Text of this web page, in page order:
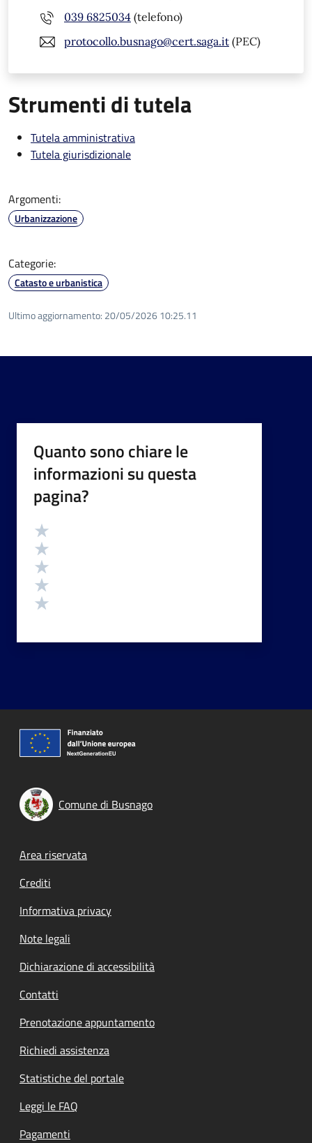
039 6825034 (telefono)
protocollo.busnago@cert.saga.it (PEC)
Strumenti di tutela
Tutela amministrativa
Tutela giurisdizionale
Argomenti:
Urbanizzazione
Categorie:
Catasto e urbanistica
Ultimo aggiornamento: 20/05/2026 10:25.11
Quanto sono chiare le
informazioni su questa
pagina?
Valutazione
Comune di Busnago
Footer menu
Area riservata
Crediti
Informativa privacy
Note legali
Dichiarazione di accessibilità
Contatti
Prenotazione appuntamento
Richiedi assistenza
Statistiche del portale
Leggi le FAQ
Pagamenti